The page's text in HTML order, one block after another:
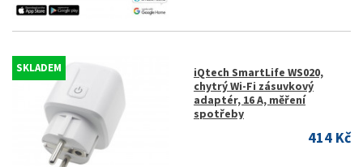
SKLADEM
iQtech SmartLife WS020,
chytrý Wi-Fi zásuvkový
adaptér, 16 A, měření
spotřeby
414 Kč